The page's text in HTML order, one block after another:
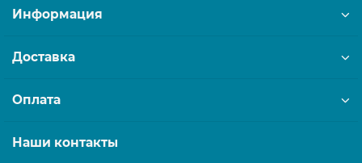
Информация
Доставка
Оплата
Наши контакты